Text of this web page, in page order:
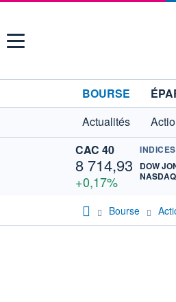
Menu
BOURSE
Actualités
CAC 40
8 714,93
+0,17%
INDICES
DOW
NASDAQ
Bourse